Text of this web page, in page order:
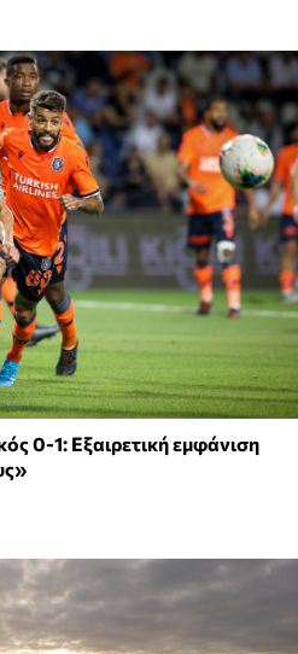
0-1: Εξαιρετική εμφάνιση